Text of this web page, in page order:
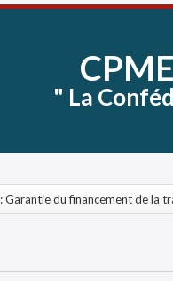
CPME
" La
Garantie du financement de la